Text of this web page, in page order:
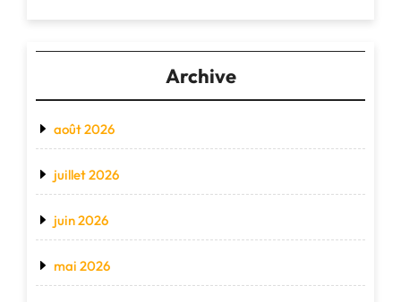
Archive
août 2026
juillet 2026
juin 2026
mai 2026